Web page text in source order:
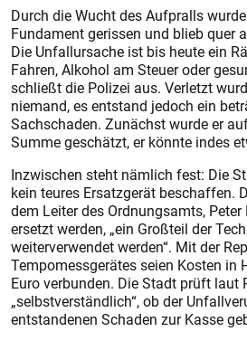
Durch die Wucht des Aufpralls
Fundament gerissen und blieb quer
Die Unfallursache ist bis heute ein
Fahren, Alkohol am Steuer oder
schließt die Polizei aus. Verletzt
niemand, es entstand jedoch ein
Sachschaden. Zunächst wurde er
Summe geschätzt, er könnte indes
Inzwischen steht nämlich fest: Die
kein teures Ersatzgerät beschaffen.
dem Leiter des Ordnungsamts,
ersetzt werden, „ein Großteil der
weiterverwendet werden“. Mit der
Tempomessgerätes seien Kosten in
Euro verbunden. Die Stadt prüft laut
„selbstverständlich“, ob der
entstandenen Schaden zur Kasse